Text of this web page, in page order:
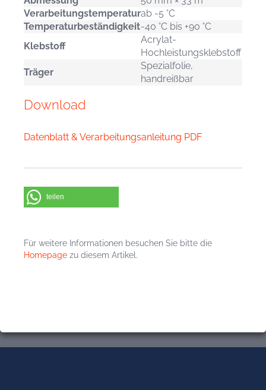
Verarbeitungstemperaturab -5 °C
Temperaturbeständigkeit-40 °C bis +90 °C
Klebstoff
Acrylat-
Hochleistungsklebstoff
Träger
Spezialfolie,
handreißbar
Download
Datenblatt & Verarbeitungsanleitung PDF
teilen
Für weitere Informationen besuchen Sie bitte die
Homepage zu diesem Artikel.